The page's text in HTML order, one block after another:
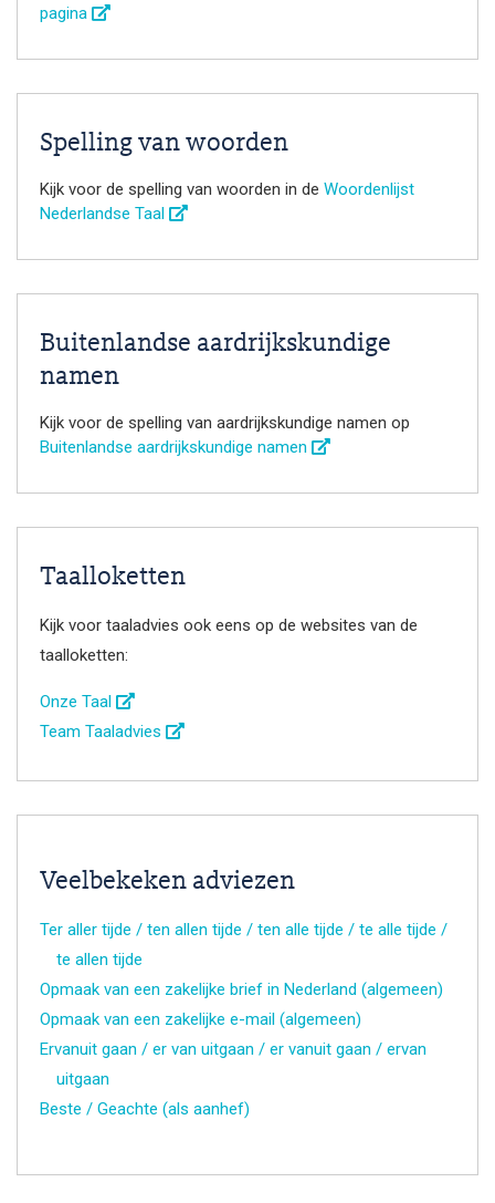
pagina
Spelling van woorden
Kijk voor de spelling van woorden in de Woordenlijst
Nederlandse Taal
Buitenlandse aardrijkskundige
namen
Kijk voor de spelling van aardrijkskundige namen op
Buitenlandse aardrijkskundige namen
Taalloketten
Kijk voor taaladvies ook eens op de websites van de
taalloketten:
Onze Taal
Team Taaladvies
Veelbekeken adviezen
Ter aller tijde / ten allen tijde / ten alle tijde / te alle tijde /
te allen tijde
Opmaak van een zakelijke brief in Nederland (algemeen)
Opmaak van een zakelijke e-mail (algemeen)
Ervanuit gaan / er van uitgaan / er vanuit gaan / ervan
uitgaan
Beste / Geachte (als aanhef)